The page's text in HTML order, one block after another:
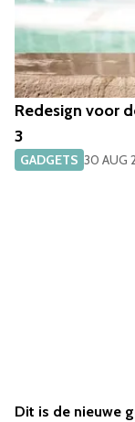
Redesign voor
3
GADGETS 30 AUG
Dit is de nieuwe